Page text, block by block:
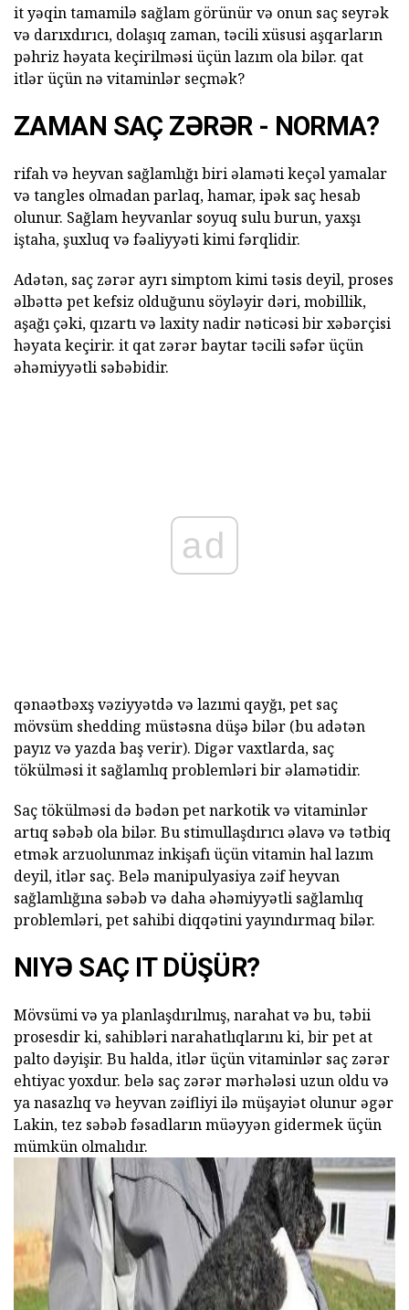
it yəqin tamamilə sağlam görünür və onun saç seyrək
və darıxdırıcı, dolaşıq zaman, təcili xüsusi aşqarların
pəhriz həyata keçirilməsi üçün lazım ola bilər. qat
itlər üçün nə vitaminlər seçmək?
ZAMAN SAÇ ZƏRƏR - NORMA?
rifah və heyvan sağlamlığı biri əlaməti keçəl yamalar
və tangles olmadan parlaq, hamar, ipək saç hesab
olunur. Sağlam heyvanlar soyuq sulu burun, yaxşı
iştaha, şuxluq və fəaliyyəti kimi fərqlidir.
Adətən, saç zərər ayrı simptom kimi təsis deyil, proses
əlbəttə pet kefsiz olduğunu söyləyir dəri, mobillik,
aşağı çəki, qızartı və laxity nadir nəticəsi bir xəbərçisi
həyata keçirir. it qat zərər baytar təcili səfər üçün
əhəmiyyətli səbəbidir.
ad
qənaətbəxş vəziyyətdə və lazımi qayğı, pet saç
mövsüm shedding müstəsna düşə bilər (bu adətən
payız və yazda baş verir). Digər vaxtlarda, saç
tökülməsi it sağlamlıq problemləri bir əlamətidir.
Saç tökülməsi də bədən pet narkotik və vitaminlər
artıq səbəb ola bilər. Bu stimullaşdırıcı əlavə və tətbiq
etmək arzuolunmaz inkişafı üçün vitamin hal lazım
deyil, itlər saç. Belə manipulyasiya zəif heyvan
sağlamlığına səbəb və daha əhəmiyyətli sağlamlıq
problemləri, pet sahibi diqqətini yayındırmaq bilər.
NIYƏ SAÇ IT DÜŞÜR?
Mövsümi və ya planlaşdırılmış, narahat və bu, təbii
prosesdir ki, sahibləri narahatlıqlarını ki, bir pet at
palto dəyişir. Bu halda, itlər üçün vitaminlər saç zərər
ehtiyac yoxdur. belə saç zərər mərhələsi uzun oldu və
ya nasazlıq və heyvan zəifliyi ilə müşayiət olunur əgər
Lakin, tez səbəb fəsadların müəyyən gidermek üçün
mümkün olmalıdır.